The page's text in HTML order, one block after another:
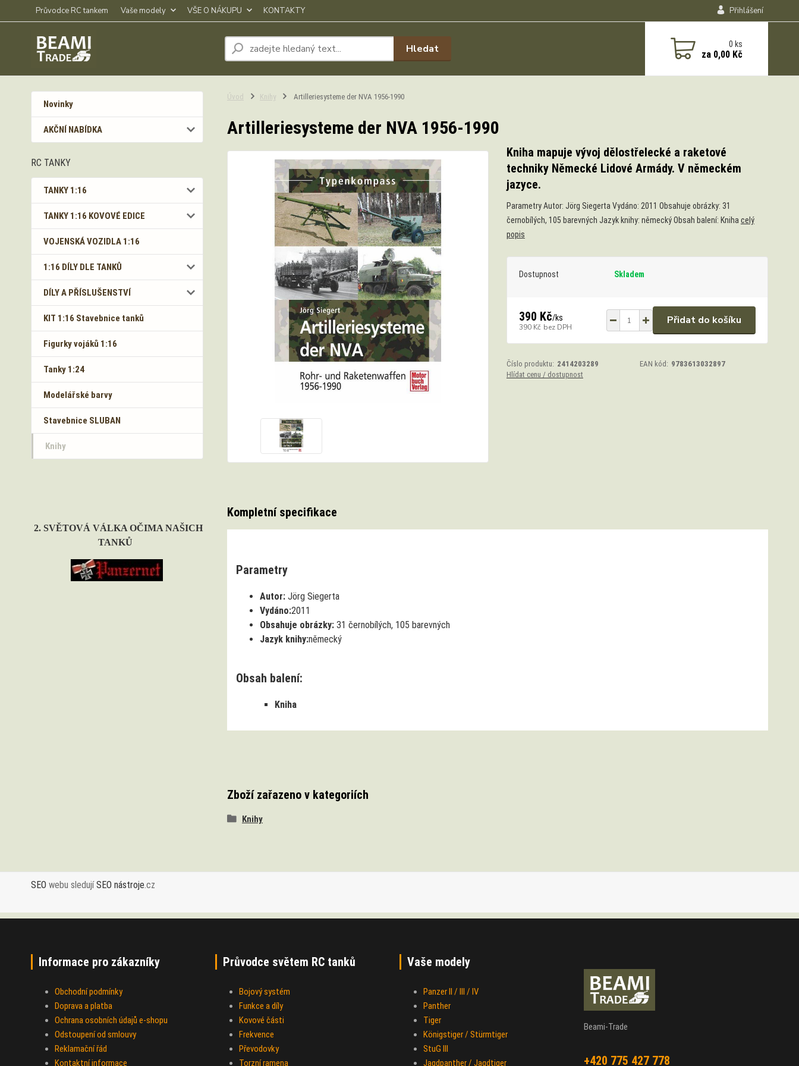
Průvodce RC tankem Vaše modely VŠE O NÁKUPU KONTAKTY Přihlášení
Hledat 0ks
za 0,00 Kč
Novinky
AKČNÍ NABÍDKA
RC TANKY
TANKY 1:16
TANKY 1:16 KOVOVÉ EDICE
VOJENSKÁ VOZIDLA 1:16
1:16 DÍLY DLE TANKŮ
DÍLY A PŘÍSLUŠENSTVÍ
KIT 1:16 Stavebnice tanků
Figurky vojáků 1:16
Tanky 1:24
Modelářské barvy
Stavebnice SLUBAN
Knihy
2. SVĚTOVÁ VÁLKA OČIMA NAŠICH
TANKŮ
Úvod Knihy Artilleriesysteme der NVA 1956-1990
Artilleriesysteme der NVA 1956-1990
Kniha mapuje vývoj dělostřelecké a raketové
techniky Německé Lidové Armády. V německém
jazyce.
Parametry Autor: Jörg Siegerta Vydáno: 2011 Obsahuje obrázky: 31
černobílých, 105 barevných Jazyk knihy: německý Obsah balení: Kniha celý
popis
Dostupnost Skladem
390 Kč/ks
390 Kč bez DPH
Přidat do košíku
Číslo produktu: 2414203289 EAN kód: 9783613032897
Hlídat cenu / dostupnost
Kompletní specifikace
Parametry
Autor:Jörg Siegerta
Vydáno:2011
Obsahuje obrázky:31 černobílých, 105 barevných
Jazyk knihy:německý
Obsah balení:
Kniha
Zboží zařazeno v kategoriích
Knihy
SEO webu sledujíSEO nástroje.cz
Informace pro zákazníky
Obchodní podmínky
Doprava a platba
Ochrana osobních údajů e-shopu
Odstoupení od smlouvy
Reklamační řád
Kontaktní informace
Průvodce světem RC tanků
Bojový systém
Funkce a díly
Kovové části
Frekvence
Převodovky
Torzní ramena
Vaše modely
Panzer II / III / IV
Panther
Tiger
Königstiger / Stürmtiger
StuG III
Jagdpanther / Jagdtiger
Beami-Trade
+420 775 427 778